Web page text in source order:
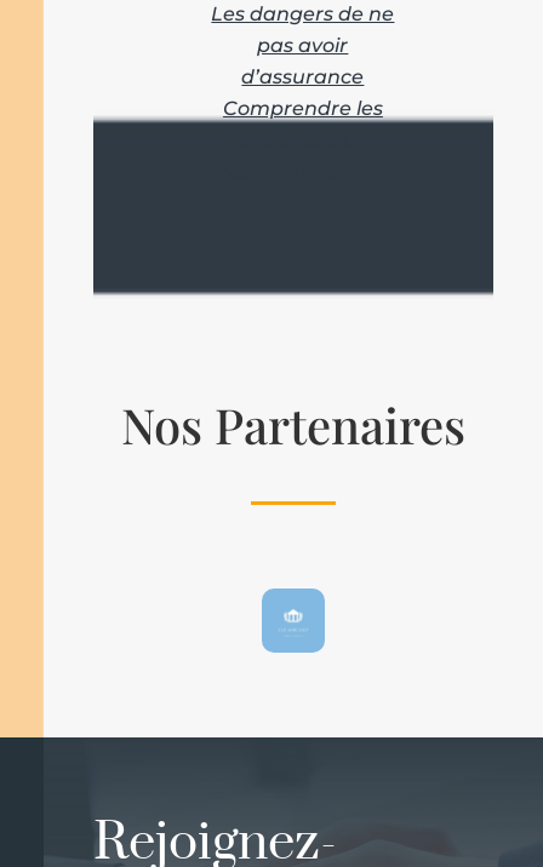
Les dangers de ne
pas avoir
d’assurance
Comprendre les
Nos Partenaires
Rejoignez-